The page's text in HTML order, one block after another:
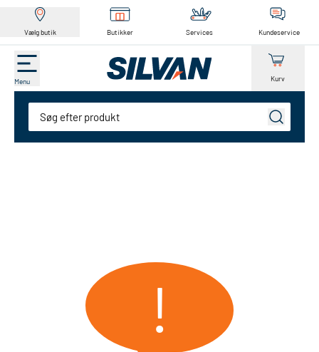
Vælg butik Butikker Services Kundeservice
Menu Kurv
Søg
!